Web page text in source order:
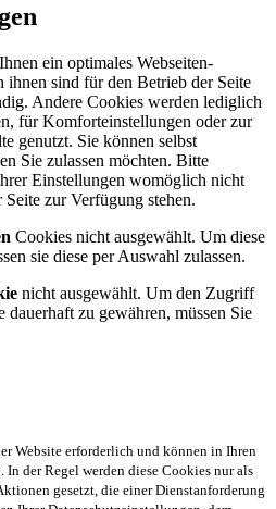
ein optimales Webseiten-
sind für den Betrieb der Seite
Andere Cookies werden lediglich
für Komforteinstellungen oder zur
genutzt. Sie können selbst
Sie zulassen möchten. Bitte
Einstellungen womöglich nicht
zur Verfügung stehen.
Cookies nicht ausgewählt. Um diese
sie diese per Auswahl zulassen.
nicht ausgewählt. Um den Zugriff
dauerhaft zu gewähren, müssen Sie
Website erforderlich und können in Ihren
der Regel werden diese Cookies nur als
gesetzt, die einer Dienstanforderung